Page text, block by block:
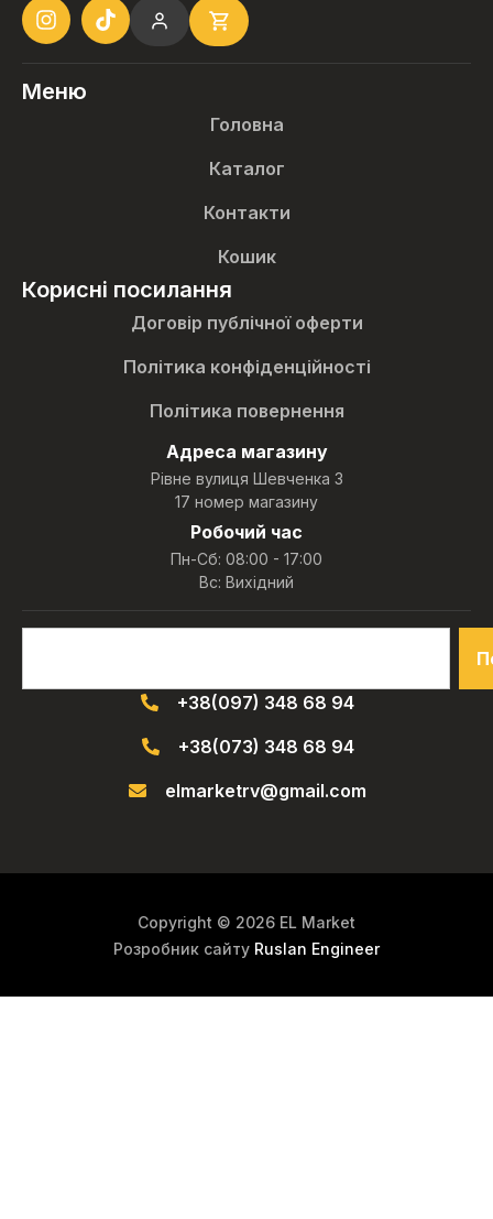
Меню
Головна
Каталог
Контакти
Кошик
Корисні посилання
Договір публічної оферти
Політика конфіденційності
Політика повернення
Адреса магазину
Рівне вулиця Шевченка 3
17 номер магазину
Робочий час
Пн-Сб: 08:00 - 17:00
Вс: Вихідний
+38(097) 348 68 94
+38(073) 348 68 94
elmarketrv@gmail.com
Copyright © 2026 EL Market
Розробник сайту Ruslan Engineer